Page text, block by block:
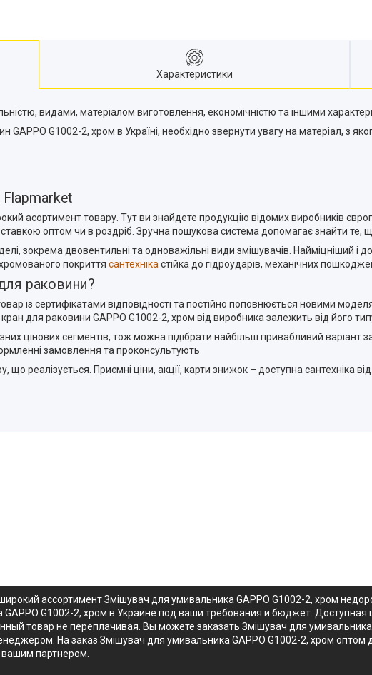
Характеристики
видами, матеріалом виготовлення, економічністю та іншими
GAPPO G1002-2, хром в Україні, необхідно звернути увагу на матеріал, з
асортимент товару. Тут ви знайдете продукцію відомих виробників
оптом чи в роздріб. Зручна пошукова система допомагає знайти те,
зокрема двовентильні та одноважільні види змішувачів. Найміцніший
покриття сантехніка стійка до гідроударів, механічних
раковини?
із сертифікатами відповідності та постійно поповнюється новими
для раковини GAPPO G1002-2, хром від виробника залежить від його
цінових сегментів, тож можна підібрати найбільш привабливий
замовлення та проконсультують
що реалізується. Приємні ціни, акції, карти знижок – доступна сантехніка
ассортимент Змішувач для умивальника GAPPO G1002-2, хром
G1002-2, хром в Украине под ваши требования и бюджет.
товар не переплачивая. Вы можете заказать Змішувач для
На заказ Змішувач для умивальника GAPPO G1002-2, хром
партнером.